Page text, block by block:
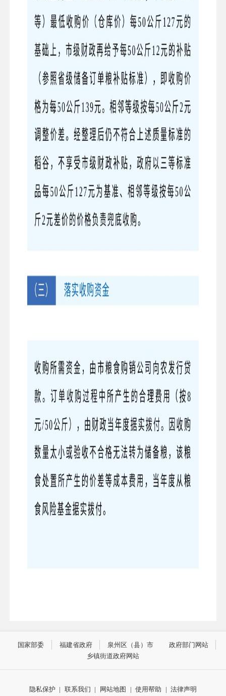
国家部委 福建省政府 泉州区（县）市
政府部门网站
乡镇街道政府网站
隐私保护 | 联系我们 | 网站地图 | 使用帮助 | 法律声明